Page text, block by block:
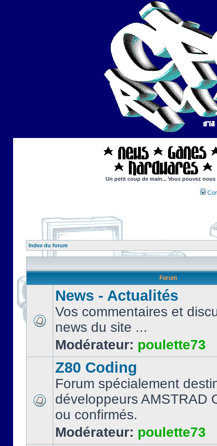
Un petit coup de main... Vous pouvez
Index du forum
Forum
News - Actualités
Vos commentaires et
news du site ...
Modérateur: poulette73
Z80 Coding
Forum spécialement
développeurs AMSTRAD
ou confirmés.
Modérateur: poulette73